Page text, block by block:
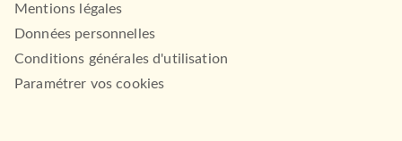
Mentions légales
Données personnelles
Conditions générales d'utilisation
Paramétrer vos cookies